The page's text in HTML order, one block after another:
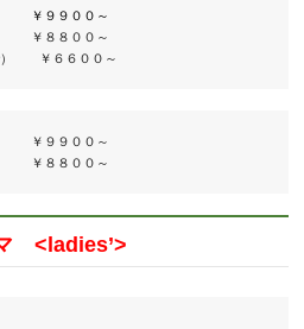
　　￥９９００～
　￥８８００～
　　￥６６００～
　￥９９００～
<ladies’>